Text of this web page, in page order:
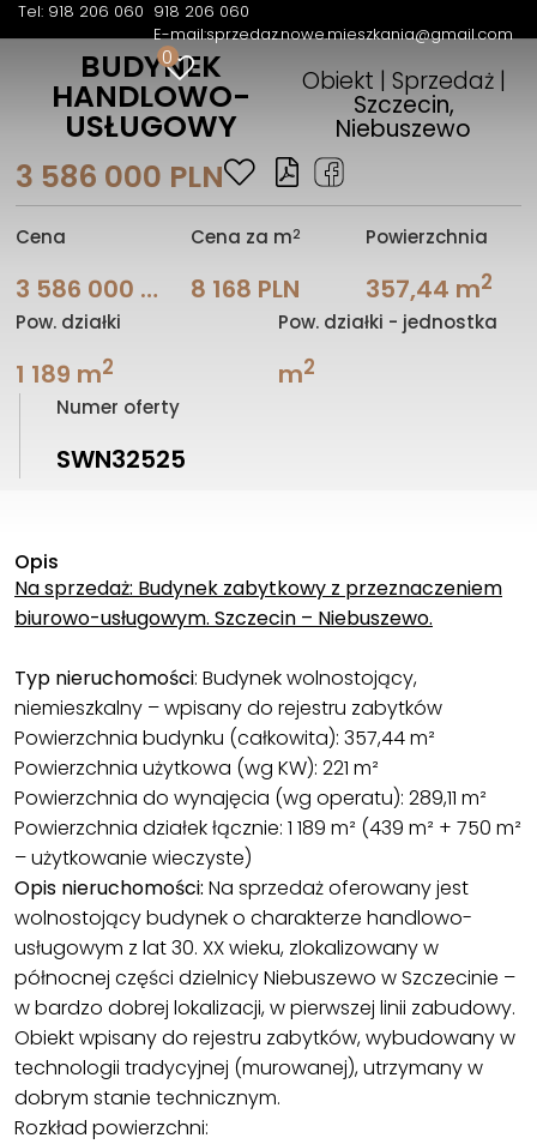
Tel: 918 206 060 918 206 060
E-mail:sprzedaz.nowe.mieszkania@gmail.com
0
BUDYNEK
HANDLOWO-
USŁUGOWY
Obiekt | Sprzedaż |
Szczecin,
Niebuszewo
3 586 000 PLN
Cena
3 586 000 PLN
Cena za m2
8 168 PLN
Powierzchnia
357,44 m2
Pow. działki
1 189 m2
Pow. działki - jednostka
m2
Numer oferty
SWN32525
Opis
Na sprzedaż: Budynek zabytkowy z przeznaczeniem
biurowo-usługowym. Szczecin – Niebuszewo.
Typ nieruchomości: Budynek wolnostojący,
niemieszkalny – wpisany do rejestru zabytków
Powierzchnia budynku (całkowita): 357,44 m²
Powierzchnia użytkowa (wg KW): 221 m²
Powierzchnia do wynajęcia (wg operatu): 289,11 m²
Powierzchnia działek łącznie: 1 189 m² (439 m² + 750 m²
– użytkowanie wieczyste)
Opis nieruchomości: Na sprzedaż oferowany jest
wolnostojący budynek o charakterze handlowo-
usługowym z lat 30. XX wieku, zlokalizowany w
północnej części dzielnicy Niebuszewo w Szczecinie –
w bardzo dobrej lokalizacji, w pierwszej linii zabudowy.
Obiekt wpisany do rejestru zabytków, wybudowany w
technologii tradycyjnej (murowanej), utrzymany w
dobrym stanie technicznym.
Rozkład powierzchni: